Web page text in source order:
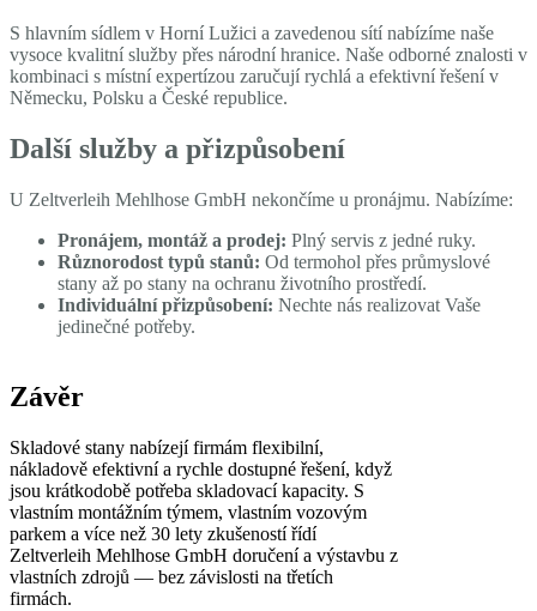
S hlavním sídlem v Horní Lužici a zavedenou sítí nabízíme naše
vysoce kvalitní služby přes národní hranice. Naše odborné znalosti v
kombinaci s místní expertízou zaručují rychlá a efektivní řešení v
Německu, Polsku a České republice.
Další služby a přizpůsobení
U Zeltverleih Mehlhose GmbH nekončíme u pronájmu. Nabízíme:
Pronájem, montáž a prodej: Plný servis z jedné ruky.
Různorodost typů stanů: Od termohol přes průmyslové
stany až po stany na ochranu životního prostředí.
Individuální přizpůsobení: Nechte nás realizovat Vaše
jedinečné potřeby.
Závěr
Skladové stany nabízejí firmám flexibilní,
nákladově efektivní a rychle dostupné řešení, když
jsou krátkodobě potřeba skladovací kapacity. S
vlastním montážním týmem, vlastním vozovým
parkem a více než 30 lety zkušeností řídí
Zeltverleih Mehlhose GmbH doručení a výstavbu z
vlastních zdrojů — bez závislosti na třetích
firmách.